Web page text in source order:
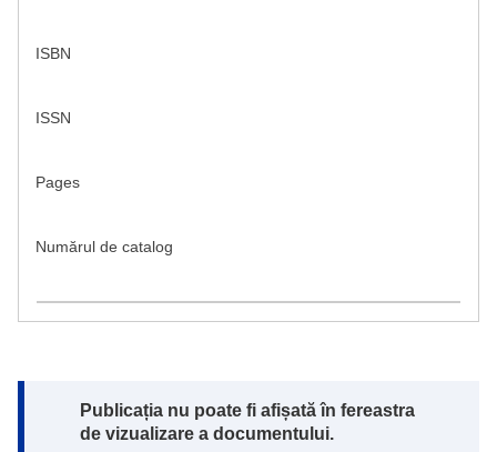
ISBN
ISSN
Pages
Numărul de catalog
Note:
Publicația nu poate fi afișată în fereastra
de vizualizare a documentului.